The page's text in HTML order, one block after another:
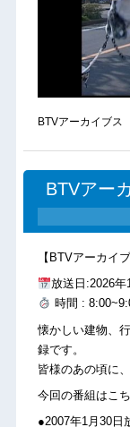
BTVアーカイブス
BTVアー
【BTVアーカイブ
放送日:2026年
時間 :
懐かしい建物、
録です。
皆様のあの頃に
今回の番組はこ
●2007年1月30日